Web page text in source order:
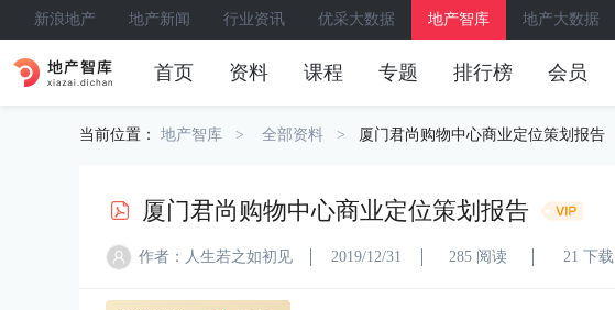
新浪地产 地产新闻 行业资讯 优采大数据 地产智库 地产大数据
首页 资料 课程 专题 排行榜 会员
当前位置： 地产智库 全部资料 厦门君尚购物中心商业定位策划报告
厦门君尚购物中心商业定位策划报告
作者：人生若之如初见 2019/12/31 285 阅读 21 下载